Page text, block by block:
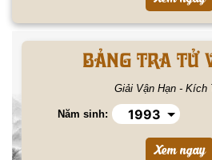
BẢNG TRA
Giải Vận Hạn - Kích
Năm sinh: